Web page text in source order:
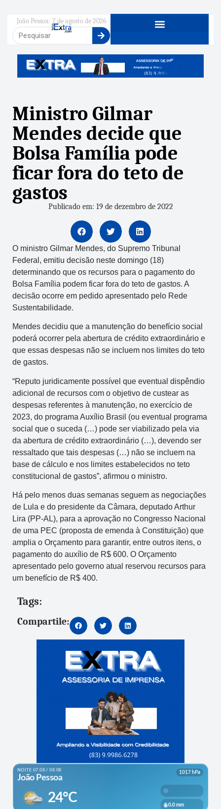
João Pessoa: 7 de agosto de 2026
Ministro Gilmar
Mendes decide que
Bolsa Família pode
ficar fora do teto de
gastos
Publicado em: 19 de dezembro de 2022
O ministro Gilmar Mendes, do Supremo Tribunal
Federal, emitiu decisão neste domingo (18)
determinando que os recursos para o pagamento do
Bolsa Família podem ficar fora do teto de gastos. A
decisão ocorre em pedido apresentado pelo Rede
Sustentabilidade.
Mendes decidiu que a manutenção do benefício social
poderá ocorrer pela abertura de crédito extraordinário e
que essas despesas não se incluem nos limites do teto
de gastos.
“Reputo juridicamente possível que eventual dispêndio
adicional de recursos com o objetivo de custear as
despesas referentes à manutenção, no exercício de
2023, do programa Auxílio Brasil (ou eventual programa
social que o suceda (…) pode ser viabilizado pela via
da abertura de crédito extraordinário (…), devendo ser
ressaltado que tais despesas (…) não se incluem na
base de cálculo e nos limites estabelecidos no teto
constitucional de gastos”, afirmou o ministro.
Há pelo menos duas semanas seguem as negociações
de Lula e do presidente da Câmara, deputado Arthur
Lira (PP-AL), para a aprovação no Congresso Nacional
de uma PEC (proposta de emenda à Constituição) que
amplia o Orçamento para garantir, entre outros itens, o
pagamento do auxílio de R$ 600. O Orçamento
apresentado pelo governo atual reservou recursos para
um benefício de R$ 400.
Tags:
Compartile: